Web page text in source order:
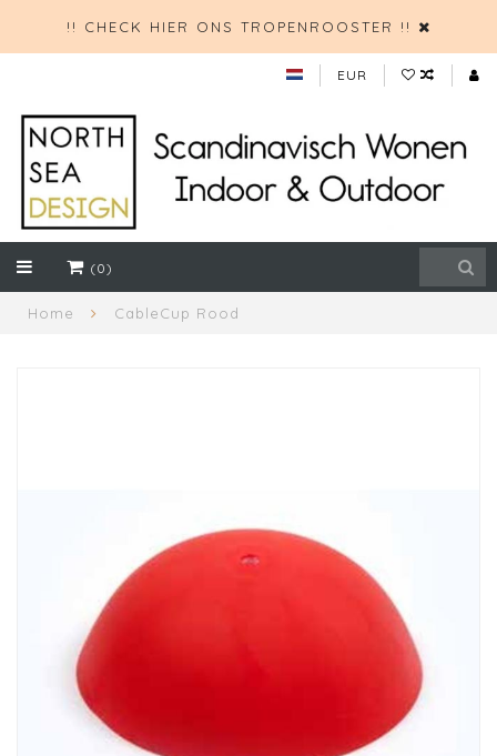
!! CHECK HIER ONS TROPENROOSTER !!
EUR
(0)
Home CableCup Rood